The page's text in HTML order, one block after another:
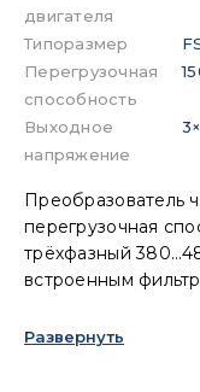
двигателя
Типоразмер
Перегрузочная
способность
Выходное
напряжение
Преобразователь
перегрузочная
трёхфазный
встроенным
Встроенная
Развернуть